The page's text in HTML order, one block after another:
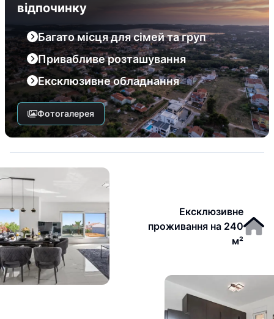
відпочинку
Багато місця для сімей та груп
Привабливе розташування
Ексклюзивне обладнання
Фотогалерея
Ексклюзивне
проживання на 240
м²